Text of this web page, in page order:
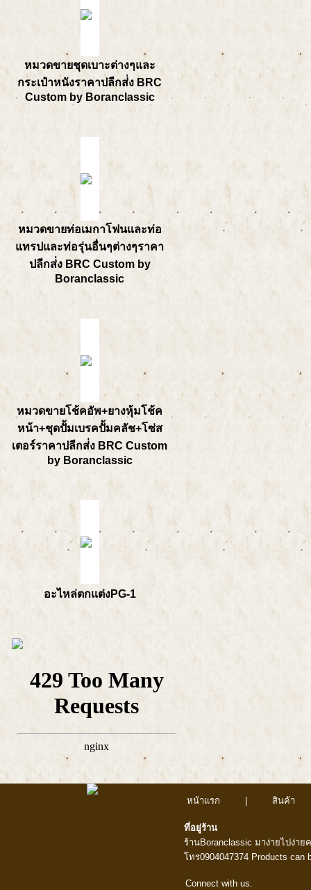
หมวดขายชุดเบาะต่างๆและ
กระเป๋าหนังราคาปลีกส่่ง BRC
Custom by Boranclassic
หมวดขายท่อเมกาโฟนและท่อ
แทรปและท่อรุ่นอื่นๆต่างๆราคา
ปลีกส่่ง BRC Custom by
Boranclassic
หมวดขายโช้คอัพ+ยางหุ้มโช้ค
หน้า+ชุดปั้มเบรคปั้มคลัช+โซ่ส
เตอร์ราคาปลีกส่่ง BRC Custom
by Boranclassic
อะไหล่ตกแต่งPG-1
หน้าแรก สินค้า
ที่อยู่ร้าน
ร้านBoranclassic มาง่ายไปง่า
โทร0904047374 Products can
Connect with us.